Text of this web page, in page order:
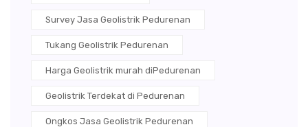
Survey Jasa Geolistrik Pedurenan
Tukang Geolistrik Pedurenan
Harga Geolistrik murah diPedurenan
Geolistrik Terdekat di Pedurenan
Ongkos Jasa Geolistrik Pedurenan